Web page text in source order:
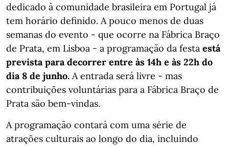
dedicado à comunidade brasileira em Portugal já
tem horário definido. A pouco menos de duas
semanas do evento - que ocorre na Fábrica Braço
de Prata, em Lisboa - a programação da festa está
prevista para decorrer entre às 14h e às 22h do
dia 8 de junho. A entrada será livre - mas
contribuições voluntárias para a Fábrica Braço de
Prata são bem-vindas.
A programação contará com uma série de
atrações culturais ao longo do dia, incluindo